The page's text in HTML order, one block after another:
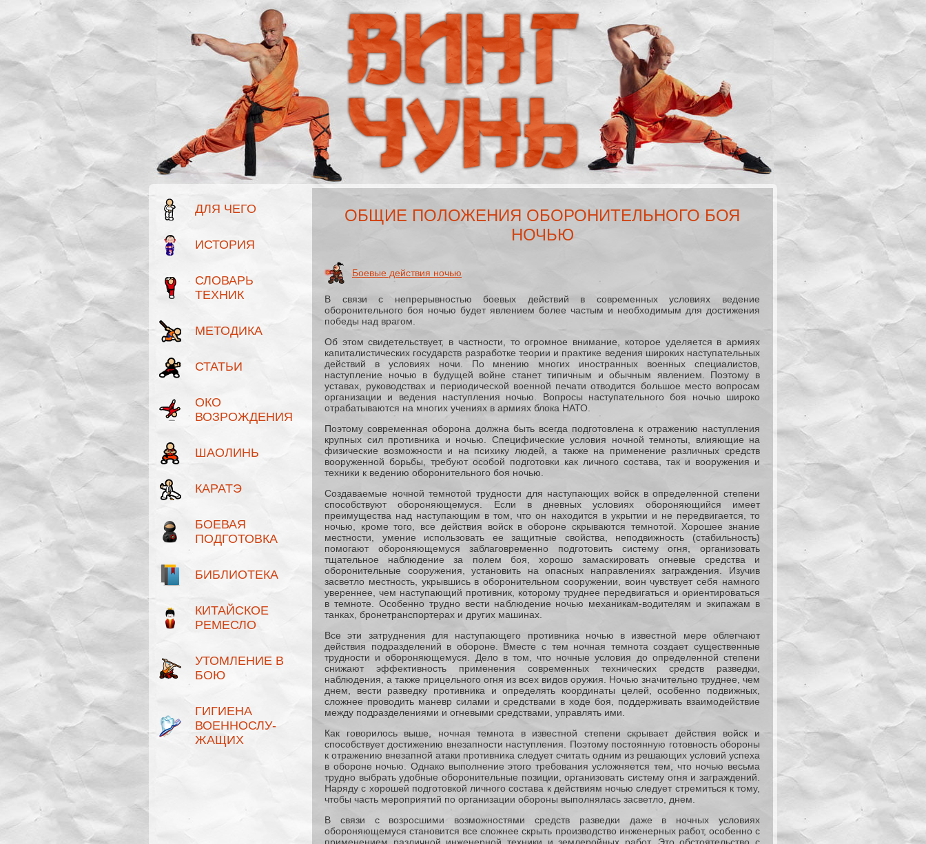
ДЛЯ ЧЕГО
ИСТОРИЯ
СЛОВАРЬ
ТЕХНИК
МЕТОДИКА
СТАТЬИ
ОКО
ВОЗРОЖДЕНИЯ
ШАОЛИНЬ
КАРАТЭ
БОЕВАЯ
ПОДГОТОВКА
БИБЛИОТЕКА
КИТАЙСКОЕ
РЕМЕСЛО
УТОМЛЕНИЕ В
БОЮ
ГИГИЕНА
ВОЕННОСЛУ­
ЖАЩИХ
ОБЩИЕ ПОЛОЖЕНИЯ ОБОРОНИТЕЛЬНОГО БОЯ
НОЧЬЮ
Боевые действия ночью
В связи с непрерывностью боевых действий в современных условиях ведение
оборонительного боя ночью будет явлением более частым и необходимым для достижения
победы над врагом.
Об этом свидетельствует, в частности, то огромное внимание, которое уделяется в армиях
капиталистических государств разработке теории и практике ведения широких наступательных
действий в условиях ночи. По мнению многих иностранных военных специалистов,
наступление ночью в будущей войне станет типичным и обычным явлением. Поэтому в
уставах, руководствах и периодической военной печати отводится большое место вопросам
организации и ведения наступления ночью. Вопросы наступательного боя ночью широко
отрабатываются на многих учениях в армиях блока НАТО.
Поэтому современная оборона должна быть всегда подготовлена к отражению наступления
крупных сил противника и ночью. Специфические условия ночной темноты, влияющие на
физические возможности и на психику людей, а также на применение различных средств
вооруженной борьбы, требуют особой подготовки как личного состава, так и вооружения и
техники к ведению оборонительного боя ночью.
Создаваемые ночной темнотой трудности для наступающих войск в определенной степени
способствуют обороняющемуся. Если в дневных условиях обороняющийся имеет
преимущества над наступающим в том, что он находится в укрытии и не передвигается, то
ночью, кроме того, все действия войск в обороне скрываются темнотой. Хорошее знание
местности, умение использовать ее защитные свойства, неподвижность (стабильность)
помогают обороняющемуся заблаговременно подготовить систему огня, организовать
тщательное наблюдение за полем боя, хорошо замаскировать огневые средства и
оборонительные сооружения, установить на опасных направлениях заграждения. Изучив
засветло местность, укрывшись в оборонительном сооружении, воин чувствует себя намного
увереннее, чем наступающий противник, которому труднее передвигаться и ориентироваться
в темноте. Особенно трудно вести наблюдение ночью механикам-водителям и экипажам в
танках, бронетранспортерах и других машинах.
Все эти затруднения для наступающего противника ночью в известной мере облегчают
действия подразделений в обороне. Вместе с тем ночная темнота создает существенные
трудности и обороняющемуся. Дело в том, что ночные условия до определенной степени
снижают эффективность применения современных технических средств разведки,
наблюдения, а также прицельного огня из всех видов оружия. Ночью значительно труднее, чем
днем, вести разведку противника и определять координаты целей, особенно подвижных,
сложнее проводить маневр силами и средствами в ходе боя, поддерживать взаимодействие
между подразделениями и огневыми средствами, управлять ими.
Как говорилось выше, ночная темнота в известной степени скрывает действия войск и
способствует достижению внезапности наступления. Поэтому постоянную готовность обороны
к отражению внезапной атаки противника следует считать одним из решающих условий успеха
в обороне ночью. Однако выполнение этого требования усложняется тем, что ночью весьма
трудно выбрать удобные оборонительные позиции, организовать систему огня и заграждений.
Наряду с хорошей подготовкой личного состава к действиям ночью следует стремиться к тому,
чтобы часть мероприятий по организации обороны выполнялась засветло, днем.
В связи с возросшими возможностями средств разведки даже в ночных условиях
обороняющемуся становится все сложнее скрыть производство инженерных работ, особенно с